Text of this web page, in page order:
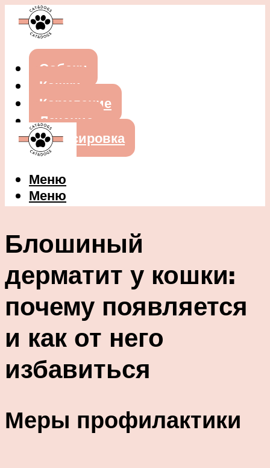
Собаки
Кошки
Кормление
Лечение
Дрессировка
Меню
Меню
Блошиный
дерматит у кошки:
почему появляется
и как от него
избавиться
Меры профилактики